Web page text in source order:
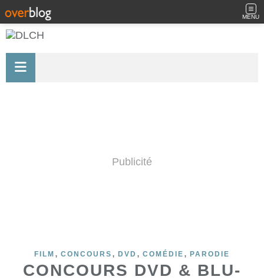
MENU
Publicité
FILM , CONCOURS , DVD , COMÉDIE , PARODIE
CONCOURS DVD & BLU-